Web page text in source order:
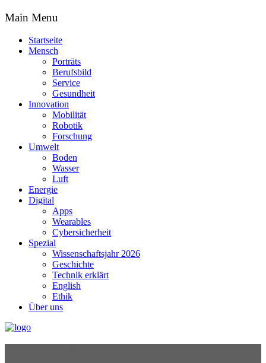
Main Menu
Startseite
Mensch
Porträts
Berufsbild
Service
Gesundheit
Innovation
Mobilität
Robotik
Forschung
Umwelt
Boden
Wasser
Luft
Energie
Digital
Apps
Wearables
Cybersicherheit
Spezial
Wissenschaftsjahr 2026
Geschichte
Technik erklärt
English
Ethik
Über uns